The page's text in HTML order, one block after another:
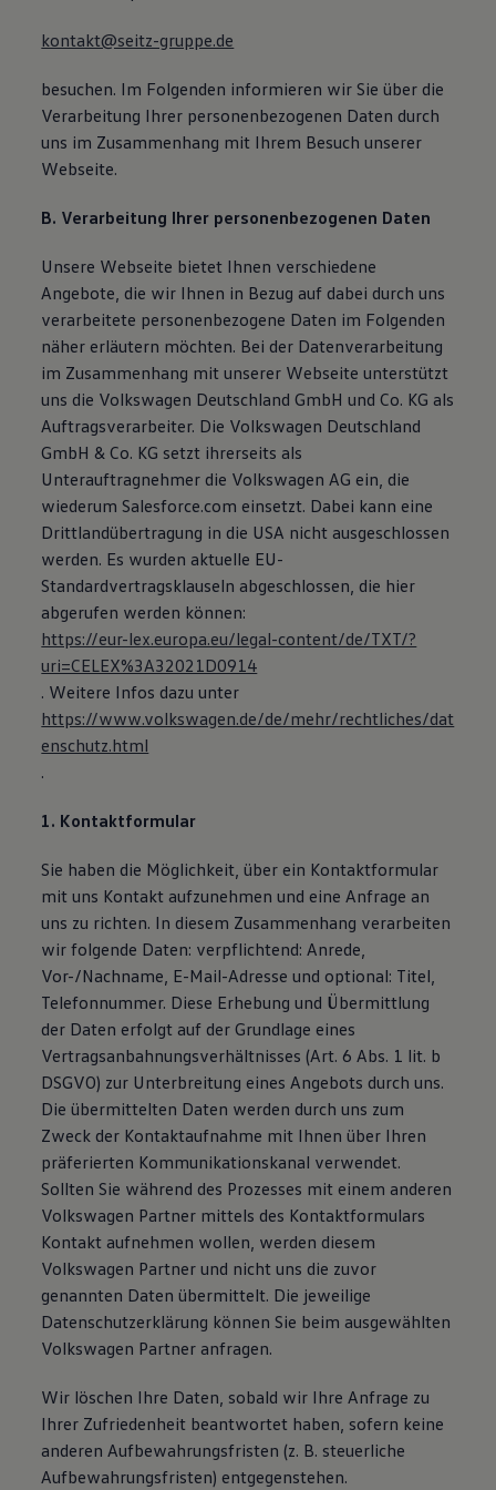
Lifestyle
Familie
Elektromobilität
Volkswagen R
Pannen- und Unfallhilfe
Volkswagen Kundenbetreuung
kontakt@seitz-gruppe.de
besuchen. Im Folgenden informieren wir Sie über die
Verarbeitung Ihrer personenbezogenen Daten durch
uns im Zusammenhang mit Ihrem Besuch unserer
Webseite.
B. Verarbeitung Ihrer personenbezogenen Daten
Unsere Webseite bietet Ihnen verschiedene
Angebote, die wir Ihnen in Bezug auf dabei durch uns
verarbeitete personenbezogene Daten im Folgenden
näher erläutern möchten. Bei der Datenverarbeitung
im Zusammenhang mit unserer Webseite unterstützt
uns die Volkswagen Deutschland GmbH und Co. KG als
Auftragsverarbeiter. Die Volkswagen Deutschland
GmbH & Co. KG setzt ihrerseits als
Unterauftragnehmer die Volkswagen AG ein, die
wiederum Salesforce.com einsetzt. Dabei kann eine
Drittlandübertragung in die USA nicht ausgeschlossen
werden. Es wurden aktuelle EU-
Standardvertragsklauseln abgeschlossen, die hier
abgerufen werden können:
https://eur-lex.europa.eu/legal-content/de/TXT/?
uri=CELEX%3A32021D0914
. Weitere Infos dazu unter
https://www.volkswagen.de/de/mehr/rechtliches/dat
enschutz.html
.
1. Kontaktformular
Sie haben die Möglichkeit, über ein Kontaktformular
mit uns Kontakt aufzunehmen und eine Anfrage an
uns zu richten. In diesem Zusammenhang verarbeiten
wir folgende Daten: verpflichtend: Anrede,
Vor-/Nachname, E-Mail-Adresse und optional: Titel,
Telefonnummer. Diese Erhebung und Übermittlung
der Daten erfolgt auf der Grundlage eines
Vertragsanbahnungsverhältnisses (Art. 6 Abs. 1 lit. b
DSGVO) zur Unterbreitung eines Angebots durch uns.
Die übermittelten Daten werden durch uns zum
Zweck der Kontaktaufnahme mit Ihnen über Ihren
präferierten Kommunikationskanal verwendet.
Sollten Sie während des Prozesses mit einem anderen
Volkswagen Partner mittels des Kontaktformulars
Kontakt aufnehmen wollen, werden diesem
Volkswagen Partner und nicht uns die zuvor
genannten Daten übermittelt. Die jeweilige
Datenschutzerklärung können Sie beim ausgewählten
Volkswagen Partner anfragen.
Wir löschen Ihre Daten, sobald wir Ihre Anfrage zu
Ihrer Zufriedenheit beantwortet haben, sofern keine
anderen Aufbewahrungsfristen (z. B. steuerliche
Aufbewahrungsfristen) entgegenstehen.